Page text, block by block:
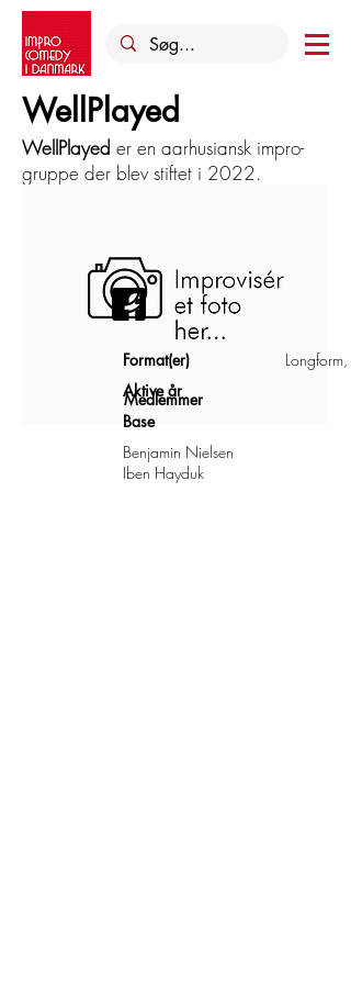
WellPlayed
WellPlayed er en aarhusiansk impro-
gruppe der blev stiftet i 2022.
Format(er)
Longform,
Aktive år
Base
Medlemmer
Benjamin Nielsen
Iben Hayduk